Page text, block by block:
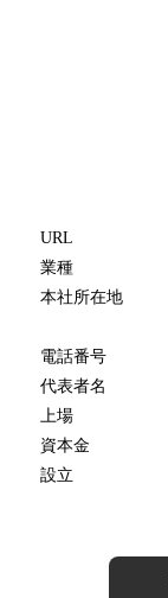
URL
業種
本社所在地
電話番号
代表者名
上場
資本金
設立